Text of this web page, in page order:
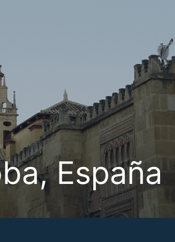
España